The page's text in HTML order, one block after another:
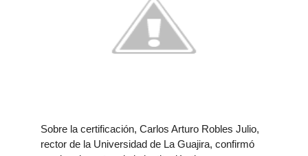
Sobre la certificación, Carlos Arturo Robles Julio,
rector de la Universidad de La Guajira, confirmó